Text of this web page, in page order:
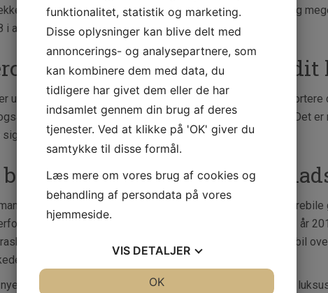
design. Den nyeMercedes Sprintertilbyder alt dette og
i artiklen nedenunder!
Sprinter trækker altid dit
uden tvivl en stor fordel for dig, hvis din varebil kan
vigtigt at de kommer til tiden, uden en skramme på sig. Det er
sig af efterleveringsproblemer.
bil af kvalitet til din
bruger mange timer bag rettet, som mange brugere af
ekstremt vigtigt at kunden har en rar bil af denne årsag. I år
over den nye Mercedes Sprinter. Denne nye type varebil
da den tager varebiler til helt nye højder.
nye Mercedes Sprinter er en varebil der bringer teknologi og
funktionalitet, statistik og marketing.
Disse oplysninger kan blive delt med
annoncerings- og analysepartnere, som
kan kombinere dem med data, du
tidligere har givet dem eller de har
indsamlet gennem din brug af deres
tjenester. Ved at klikke på 'OK' giver du
samtykke til disse formål.
Læs mere om vores brug af cookies og
behandling af persondata på vores
hjemmeside.
VIS DETALJER
OK